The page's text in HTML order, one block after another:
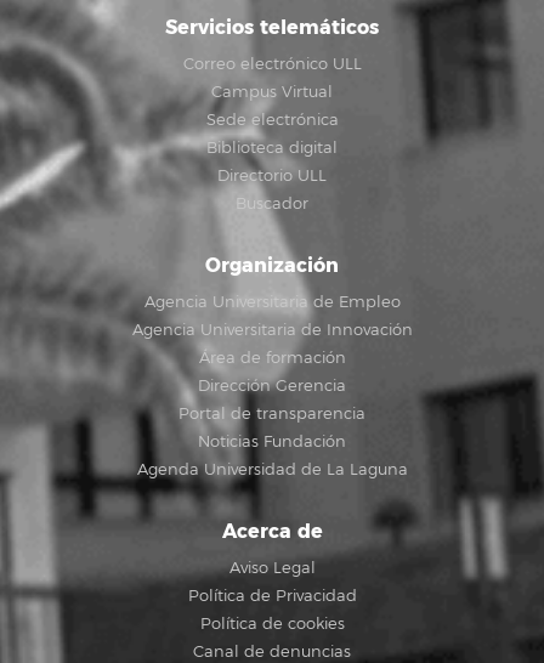
Servicios telemáticos
Correo electrónico ULL
Campus Virtual
Sede electrónica
Biblioteca digital
Directorio ULL
Buscador
Organización
Agencia Universitaria de Empleo
Agencia Universitaria de Innovación
Área de formación
Dirección Gerencia
Portal de transparencia
Noticias Fundación
Agenda Universidad de La Laguna
Acerca de
Aviso Legal
Política de Privacidad
Política de cookies
Canal de denuncias